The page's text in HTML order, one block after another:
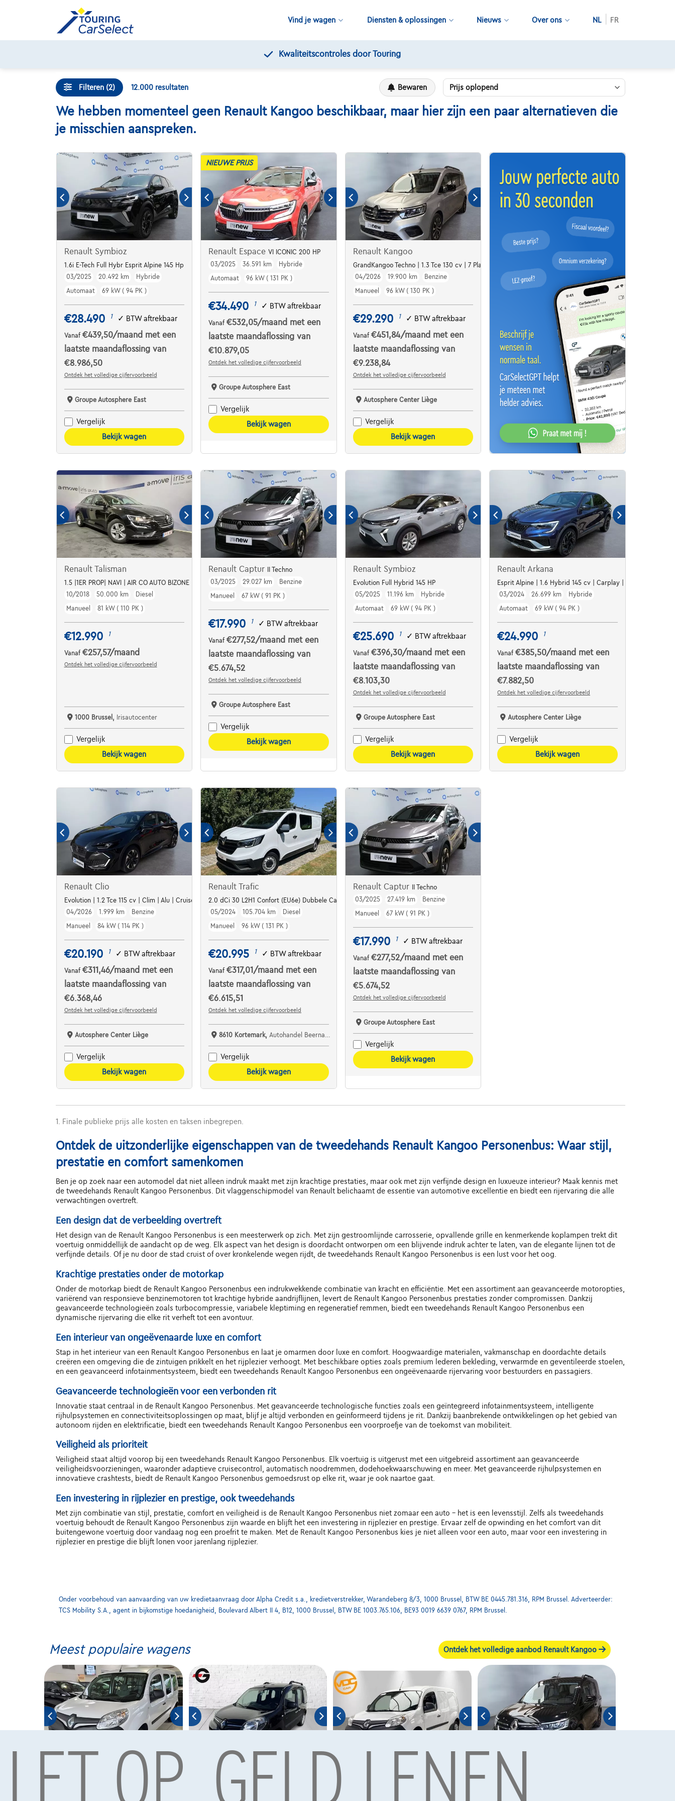
Vind je wagen Diensten & oplossingen Nieuws Over ons NL FR
Kwaliteitscontroles door Touring
Filteren (2) 12.000 resultaten Bewaren
We hebben momenteel geen Renault Kangoo beschikbaar, maar hier zijn een paar alternatieven die
je misschien aanspreken.
Renault Symbioz
1.6i E-Tech Full Hybr Esprit Alpine 145 Hp
03/2025
20.492 km
Hybride
Automaat
69 kW ( 94 PK )
€28.490 1 ✓ BTW aftrekbaar
Vanaf €439,50/maand met een
laatste maandaflossing van
€8.986,50
Ontdek het volledige cijfervoorbeeld
Groupe Autosphere East
Vergelijk
Bekijk wagen
NIEUWE PRIJS
Renault EspaceVI ICONIC 200 HP
03/2025
36.591 km
Hybride
Automaat
96 kW ( 131 PK )
€34.490 1 ✓ BTW aftrekbaar
Vanaf€532,05/maand met een
laatste maandaflossing van
€10.879,05
Ontdek het volledige cijfervoorbeeld
Groupe Autosphere East
Vergelijk
Bekijk wagen
Renault Kangoo
GrandKangoo Techno | 1.3 Tce 130 cv | 7 Places | Clim | Camera
04/2026
19.900 km
Benzine
Manueel
96 kW ( 130 PK )
€29.290 1 ✓ BTW aftrekbaar
Vanaf €451,84/maand met een
laatste maandaflossing van
€9.238,84
Ontdek het volledige cijfervoorbeeld
Autosphere Center Liège
Vergelijk
Bekijk wagen
Renault Talisman
1.5 |1ER PROP| NAVI | AIR CO AUTO BIZONE
10/2018
50.000 km
Diesel
Manueel
81 kW ( 110 PK )
€12.990 1
Vanaf €257,57/maand
Ontdek het volledige cijfervoorbeeld
1000 Brussel, Irisautocenter
Vergelijk
Bekijk wagen
Renault Captur
II Techno
03/2025
29.027 km
Benzine
Manueel
67 kW ( 91 PK )
€17.990 1 ✓ BTW aftrekbaar
Vanaf€277,52/maand met een
laatste maandaflossing van
€5.674,52
Ontdek het volledige cijfervoorbeeld
Groupe Autosphere East
Vergelijk
Bekijk wagen
Renault Symbioz
Evolution Full Hybrid 145 HP
05/2025
11.196 km
Hybride
Automaat
69 kW ( 94 PK )
€25.690 1 ✓ BTW aftrekbaar
Vanaf €396,30/maand met een
laatste maandaflossing van
€8.103,30
Ontdek het volledige cijfervoorbeeld
Groupe Autosphere East
Vergelijk
Bekijk wagen
Renault Arkana
Esprit Alpine | 1.6 Hybrid 145 cv | Carplay | Capteurs av arr
03/2024
26.699 km
Hybride
Automaat
69 kW ( 94 PK )
€24.990 1
Vanaf€385,50/maand met een
laatste maandaflossing van
€7.882,50
Ontdek het volledige cijfervoorbeeld
Autosphere Center Liège
Vergelijk
Bekijk wagen
Renault Clio
Evolution | 1.2 Tce 115 cv | Clim | Alu | Cruise | Carplay
04/2026
1.999 km
Benzine
Manueel
84 kW ( 114 PK )
€20.190 1 ✓ BTW aftrekbaar
Vanaf €311,46/maand met een
laatste maandaflossing van
€6.368,46
Ontdek het volledige cijfervoorbeeld
Autosphere Center Liège
Vergelijk
Bekijk wagen
Renault Trafic
2.0 dCi 30 L2H1 Confort (EU6e) Dubbele Cabine/6pl/Airco/Handsfree/Cruise...
05/2024
105.704 km
Diesel
Manueel
96 kW ( 131 PK )
€20.995 1 ✓ BTW aftrekbaar
Vanaf€317,01 /maand met een
laatste maandaflossing van
€6.615,51
Ontdek het volledige cijfervoorbeeld
8610 Kortemark, Autohandel Beernaert
Vergelijk
Bekijk wagen
Renault Captur
II Techno
03/2025
27.419 km
Benzine
Manueel
67 kW ( 91 PK )
€17.990 1 ✓ BTW aftrekbaar
Vanaf €277,52/maand met een
laatste maandaflossing van
€5.674,52
Ontdek het volledige cijfervoorbeeld
Groupe Autosphere East
Vergelijk
Bekijk wagen
1. Finale publieke prijs alle kosten en taksen inbegrepen.
Ontdek de uitzonderlijke eigenschappen van de tweedehands Renault Kangoo Personenbus: Waar stijl,
prestatie en comfort samenkomen
Ben je op zoek naar een automodel dat niet alleen indruk maakt met zijn krachtige prestaties, maar ook met zijn verfijnde design en luxueuze interieur? Maak kennis met
de tweedehands Renault Kangoo Personenbus. Dit vlaggenschipmodel van Renault belichaamt de essentie van automotive excellentie en biedt een rijervaring die alle
verwachtingen overtreft.
Een design dat de verbeelding overtreft
Het design van de Renault Kangoo Personenbus is een meesterwerk op zich. Met zijn gestroomlijnde carrosserie, opvallende grille en kenmerkende koplampen trekt dit
voertuig onmiddellijk de aandacht op de weg. Elk aspect van het design is doordacht ontworpen om een blijvende indruk achter te laten, van de elegante lijnen tot de
verfijnde details. Of je nu door de stad cruist of over kronkelende wegen rijdt, de tweedehands Renault Kangoo Personenbus is een lust voor het oog.
Krachtige prestaties onder de motorkap
Onder de motorkap biedt de Renault Kangoo Personenbus een indrukwekkende combinatie van kracht en efficiëntie. Met een assortiment aan geavanceerde motoropties,
variërend van responsieve benzinemotoren tot krachtige hybride aandrijflijnen, levert de Renault Kangoo Personenbus prestaties zonder compromissen. Dankzij
geavanceerde technologieën zoals turbocompressie, variabele kleptiming en regeneratief remmen, biedt een tweedehands Renault Kangoo Personenbus een
dynamische rijervaring die elke rit verheft tot een avontuur.
Een interieur van ongeëvenaarde luxe en comfort
Stap in het interieur van een Renault Kangoo Personenbus en laat je omarmen door luxe en comfort. Hoogwaardige materialen, vakmanschap en doordachte details
creëren een omgeving die de zintuigen prikkelt en het rijplezier verhoogt. Met beschikbare opties zoals premium lederen bekleding, verwarmde en geventileerde stoelen,
en een geavanceerd infotainmentsysteem, biedt een tweedehands Renault Kangoo Personenbus een ongeëvenaarde rijervaring voor bestuurders en passagiers.
Geavanceerde technologieën voor een verbonden rit
Innovatie staat centraal in de Renault Kangoo Personenbus. Met geavanceerde technologische functies zoals een geïntegreerd infotainmentsysteem, intelligente
rijhulpsystemen en connectiviteitsoplossingen op maat, blijf je altijd verbonden en geïnformeerd tijdens je rit. Dankzij baanbrekende ontwikkelingen op het gebied van
autonoom rijden en elektrificatie, biedt een tweedehands Renault Kangoo Personenbus een voorproefje van de toekomst van mobiliteit.
Veiligheid als prioriteit
Veiligheid staat altijd voorop bij een tweedehands Renault Kangoo Personenbus. Elk voertuig is uitgerust met een uitgebreid assortiment aan geavanceerde
veiligheidsvoorzieningen, waaronder adaptieve cruisecontrol, automatisch noodremmen, dodehoekwaarschuwing en meer. Met geavanceerde rijhulpsystemen en
innovatieve crashtests, biedt de Renault Kangoo Personenbus gemoedsrust op elke rit, waar je ook naartoe gaat.
Een investering in rijplezier en prestige, ook tweedehands
Met zijn combinatie van stijl, prestatie, comfort en veiligheid is de Renault Kangoo Personenbus niet zomaar een auto - het is een levensstijl. Zelfs als tweedehands
voertuig behoudt de Renault Kangoo Personenbus zijn waarde en blijft het een investering in rijplezier en prestige. Ervaar zelf de opwinding en het comfort van dit
buitengewone voertuig door vandaag nog een proefrit te maken. Met de Renault Kangoo Personenbus kies je niet alleen voor een auto, maar voor een investering in
rijplezier en prestige die blijft lonen voor jarenlang rijplezier.
Onder voorbehoud van aanvaarding van uw kredietaanvraag door Alpha Credit s.a., kredietverstrekker, Warandeberg 8/3, 1000 Brussel, BTW BE 0445.781.316, RPM Brussel. Adverteerder:
TCS Mobility S.A., agent in bijkomstige hoedanigheid, Boulevard Albert II 4, B12, 1000 Brussel, BTW BE 1003.765.106, BE93 0019 6639 0767, RPM Brussel.
Meest populaire wagens Ontdek het volledige aanbod Renault Kangoo
Renault Kangoo
03/2021
Renault Kangoo
63.475 km 87.878 km
Renault Kangoo
|